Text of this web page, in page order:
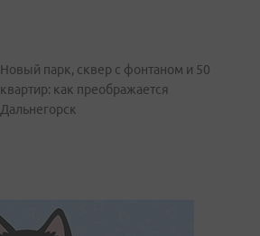
Новый парк, сквер с фонтаном и 50
квартир: как преображается
Дальнегорск